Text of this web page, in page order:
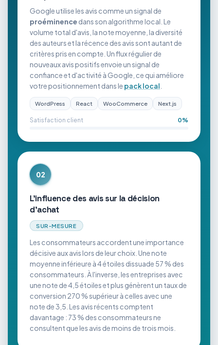
Google utilise les avis comme un signal de
proéminence dans son algorithme local. Le
volume total d'avis, la note moyenne, la diversité
des auteurs et la récence des avis sont autant de
critères pris en compte. Un flux régulier de
nouveaux avis positifs envoie un signal de
confiance et d'activité à Google, ce qui améliore
votre positionnement dans le pack local
WordPress React WooCommerce Next.js
Satisfaction client 0%
02
L'influence des avis sur la décision
d'achat
SUR-MESURE
Les consommateurs accordent une importance
décisive aux avis lors de leur choix. Une note
moyenne inférieure à 4 étoiles dissuade 57 % des
consommateurs. À l'inverse, les entreprises avec
une note de 4,5 étoiles et plus génèrent un taux de
conversion 270 % supérieur à celles avec une
note de 3,5. Les avis récents comptent
davantage : 73 % des consommateurs ne
consultent que les avis de moins de trois mois.